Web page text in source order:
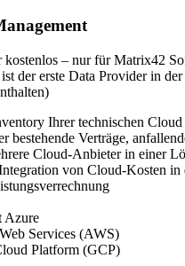
kostenlos – nur für Matrix42
der erste Data Provider in
Ihrer technischen Cloud
bestehende Verträge,
Cloud-Anbieter in einer
von Cloud-Kosten in
Azure
Services (AWS)
Platform (GCP)